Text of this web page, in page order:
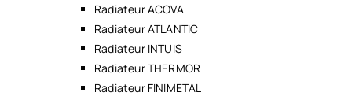
Radiateur ACOVA
Radiateur ATLANTIC
Radiateur INTUIS
Radiateur THERMOR
Radiateur FINIMETAL